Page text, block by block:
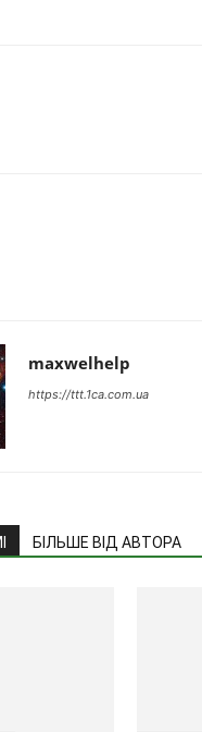
maxwelhelp
https://ttt.1ca.com.ua
БІЛЬШЕ ВІД АВТОРА